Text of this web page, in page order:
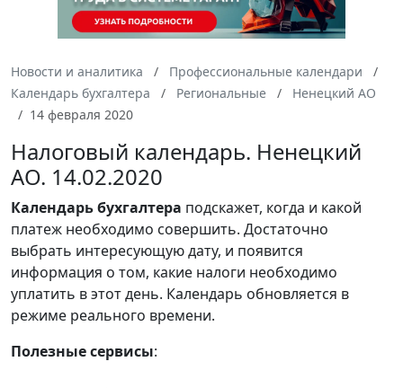
Новости и аналитика
Профессиональные календари
Календарь бухгалтера
Региональные
Ненецкий АО
14 февраля 2020
Налоговый календарь. Ненецкий
АО. 14.02.2020
Календарьбухгалтера подскажет, когда и какой
платеж необходимо совершить. Достаточно
выбрать интересующую дату, и появится
информация о том, какие налоги необходимо
уплатить в этот день. Календарь обновляется в
режиме реального времени.
Полезные сервисы: